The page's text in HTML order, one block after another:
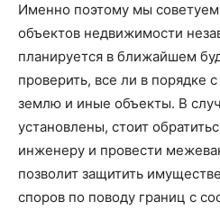
Именно поэтому мы
объектов недвижимости
планируется в ближайшем
проверить, все ли в порядке
землю и иные объекты. В
установлены, стоит
инженеру и провести
позволит защитить
споров по поводу границ с